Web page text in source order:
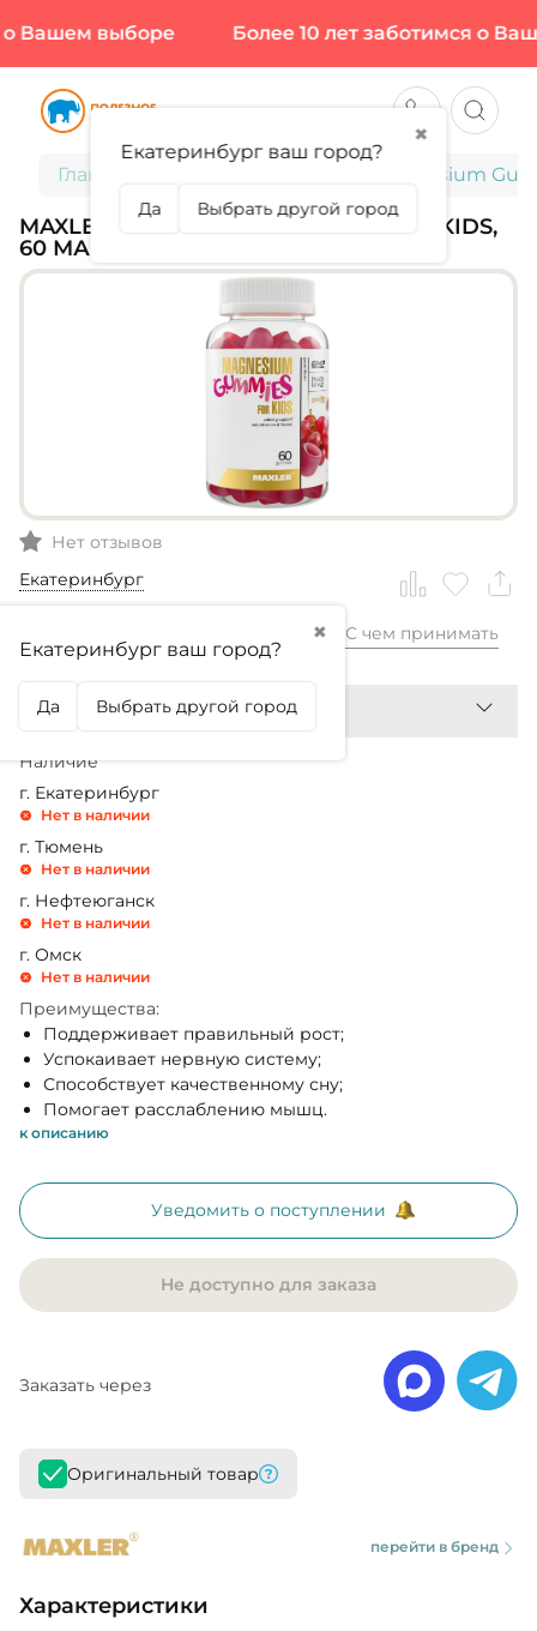
Вашем выборе Более 10 лет заботимся о
Главная MAXLER, Magnesium
MAXLER, MAGNESIUM GUMMIES FOR KIDS,
60 МАРМ
Нет отзывов
Екатеринбург
✖
Екатеринбург ваш город?
Да Выбрать другой город
1 290,99₽ С чем принимать
Наличие
г. Екатеринбург
Нет в наличии
г. Тюмень
Нет в наличии
г. Нефтеюганск
Нет в наличии
г. Омск
Нет в наличии
Преимущества:
Поддерживает правильный рост;
Успокаивает нервную систему;
Способствует качественному сну;
Помогает расслаблению мышц.
к описанию
Уведомить о поступлении
Не доступно для заказа
Заказать через
Оригинальный товар
перейти в бренд
Характеристики
✖
Екатеринбург ваш город?
Да Выбрать другой город